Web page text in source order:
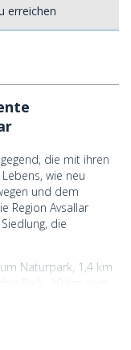
erreichen
die mit ihren
wie neu
und dem
Region Avsallar
die
Naturpark, 1,4 km
Park, 20 km vom
Alanya Burg, 25,5
km vom Gazipaşa